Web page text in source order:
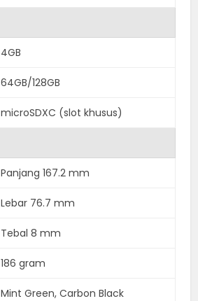
4GB
64GB/128GB
microSDXC (slot khusus)
Panjang 167.2 mm
Lebar 76.7 mm
Tebal 8 mm
186 gram
Mint Green, Carbon Black